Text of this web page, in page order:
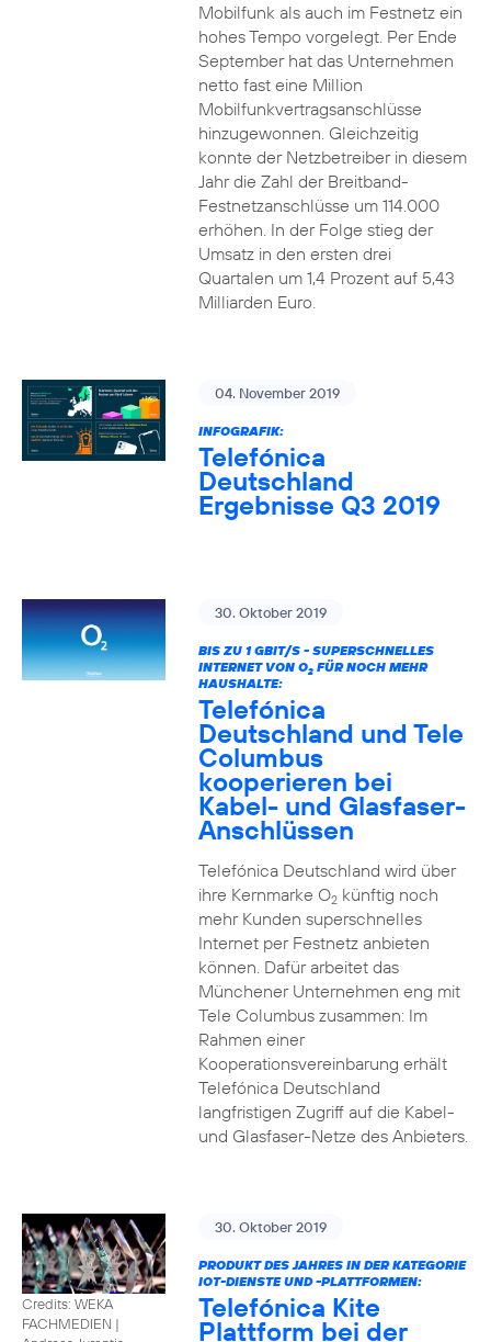
Mobilfunk als auch im Festnetz ein
hohes Tempo vorgelegt. Per Ende
September hat das Unternehmen
netto fast eine Million
Mobilfunkvertragsanschlüsse
hinzugewonnen. Gleichzeitig
konnte der Netzbetreiber in diesem
Jahr die Zahl der Breitband-
Festnetzanschlüsse um 114.000
erhöhen. In der Folge stieg der
Umsatz in den ersten drei
Quartalen um 1,4 Prozent auf 5,43
Milliarden Euro.
04. November 2019
INFOGRAFIK:
Telefónica
Deutschland
Ergebnisse Q3 2019
30. Oktober 2019
BIS ZU 1 GBIT/S - SUPERSCHNELLES
INTERNET VON O2FÜR NOCH MEHR
HAUSHALTE:
Telefónica
Deutschland und Tele
Columbus
kooperieren bei
Kabel- und Glasfaser-
Anschlüssen
Telefónica Deutschland wird über
ihre Kernmarke O2künftig noch
mehr Kunden superschnelles
Internet per Festnetz anbieten
können. Dafür arbeitet das
Münchener Unternehmen eng mit
Tele Columbus zusammen: Im
Rahmen einer
Kooperationsvereinbarung erhält
Telefónica Deutschland
langfristigen Zugriff auf die Kabel-
und Glasfaser-Netze des Anbieters.
Credits: WEKA
FACHMEDIEN |
30. Oktober 2019
PRODUKT DES JAHRES IN DER KATEGORIE
IOT-DIENSTE UND -PLATTFORMEN:
Telefónica Kite
Plattform bei der